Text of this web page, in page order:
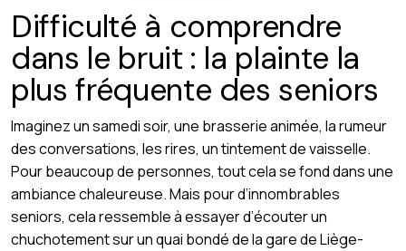
Difficulté à comprendre
dans le bruit : la plainte la
plus fréquente des seniors
Imaginez un samedi soir, une brasserie animée, la rumeur
des conversations, les rires, un tintement de vaisselle.
Pour beaucoup de personnes, tout cela se fond dans une
ambiance chaleureuse. Mais pour d’innombrables
seniors, cela ressemble à essayer d’écouter un
chuchotement sur un quai bondé de la gare de Liège-